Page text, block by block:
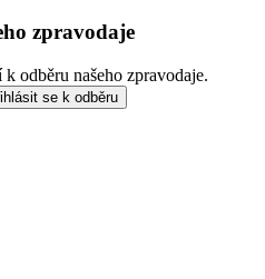
zpravodaje
odběru našeho zpravodaje.
se k odběru